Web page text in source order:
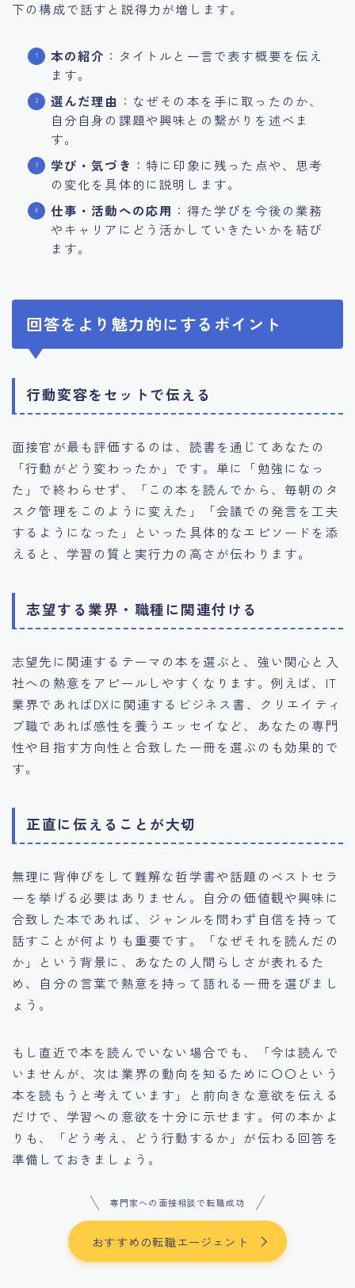
下の構成で話すと説得力が増します。
本の紹介 ：タイトルと一言で表す概要を伝え
ます。
選んだ理由 ：なぜその本を手に取ったのか、
自分自身の課題や興味との繋がりを述べま
す。
学び・気づき ：特に印象に残った点や、思考
の変化を具体的に説明します。
仕事・活動への応用 ：得た学びを今後の業務
やキャリアにどう活かしていきたいかを結び
ます。
回答をより魅力的にするポイント
行動変容をセットで伝える
面接官が最も評価するのは、読書を通じてあなたの
「行動がどう変わったか」です。単に「勉強になっ
た」で終わらせず、「この本を読んでから、毎朝のタ
スク管理をこのように変えた」「会議での発言を工夫
するようになった」といった具体的なエピソードを添
えると、学習の質と実行力の高さが伝わります。
志望する業界・職種に関連付ける
志望先に関連するテーマの本を選ぶと、強い関心と入
社への熱意をアピールしやすくなります。例えば、IT
業界であればDXに関連するビジネス書、クリエイティ
ブ職であれば感性を養うエッセイなど、あなたの専門
性や目指す方向性と合致した一冊を選ぶのも効果的で
す。
正直に伝えることが大切
無理に背伸びをして難解な哲学書や話題のベストセラ
ーを挙げる必要はありません。自分の価値観や興味に
合致した本であれば、ジャンルを問わず自信を持って
話すことが何よりも重要です。「なぜそれを読んだの
か」という背景に、あなたの人間らしさが表れるた
め、自分の言葉で熱意を持って語れる一冊を選びまし
ょう。
もし直近で本を読んでいない場合でも、「今は読んで
いませんが、次は業界の動向を知るために〇〇という
本を読もうと考えています」と前向きな意欲を伝える
だけで、学習への意欲を十分に示せます。何の本かよ
りも、「どう考え、どう行動するか」が伝わる回答を
準備しておきましょう。
専門家への面接相談で転職成功
おすすめの転職エージェント